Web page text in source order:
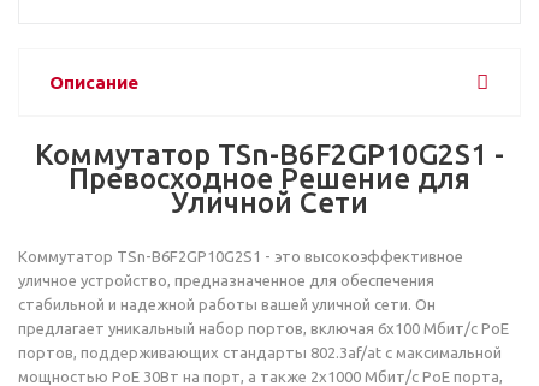
Описание
Коммутатор TSn-B6F2GP10G2S1 -
Превосходное Решение для
Уличной Сети
Коммутатор TSn-B6F2GP10G2S1 - это высокоэффективное
уличное устройство, предназначенное для обеспечения
стабильной и надежной работы вашей уличной сети. Он
предлагает уникальный набор портов, включая 6x100 Мбит/с PoE
портов, поддерживающих стандарты 802.3af/at с максимальной
мощностью PoE 30Вт на порт, а также 2x1000 Мбит/с PoE порта,